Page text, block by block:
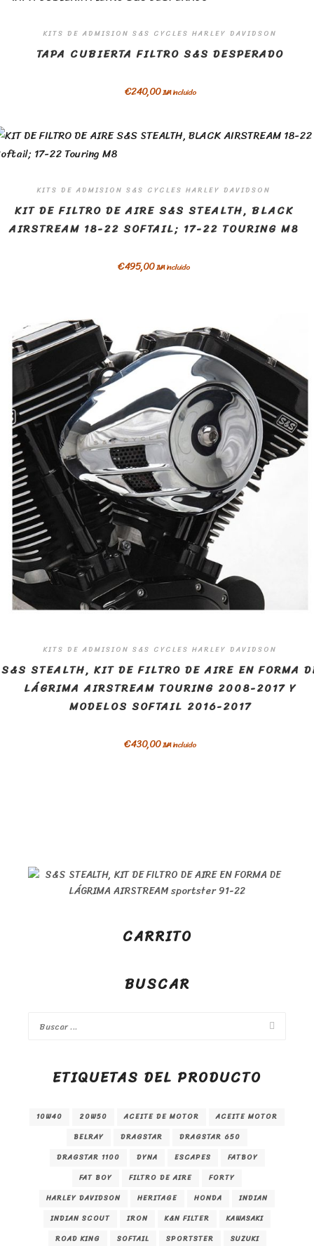
KITS DE ADMISION S&S CYCLES HARLEY DAVIDSON
TAPA CUBIERTA FILTRO S&S DESPERADO
€240,00IVA incluido
KITS DE ADMISION S&S CYCLES HARLEY DAVIDSON
KIT DE FILTRO DE AIRE S&S STEALTH, BLACK
AIRSTREAM 18-22 SOFTAIL; 17-22 TOURING M8
€495,00IVA incluido
KITS DE ADMISION S&S CYCLES HARLEY DAVIDSON
S&S STEALTH, KIT DE FILTRO DE AIRE EN FORMA
LÁGRIMA AIRSTREAM TOURING 2008-2017 Y
MODELOS SOFTAIL 2016-2017
€430,00IVA incluido
CARRITO
BUSCAR
ETIQUETAS DEL PRODUCTO
10W40 20W50 ACEITE DE MOTOR
ACEITE MOTOR
BELRAY
DRAGSTAR
DRAGSTAR 650
DRAGSTAR 1100
DYNA ESCAPES
FATBOY
FAT BOY
FILTRO DE AIRE
FORTY
HARLEY DAVIDSON
HERITAGE HONDA
INDIAN
INDIAN SCOUT
IRON K&N FILTER
KAWASAKI
ROAD KING
SOFTAIL SPORTSTER
SUZUKI